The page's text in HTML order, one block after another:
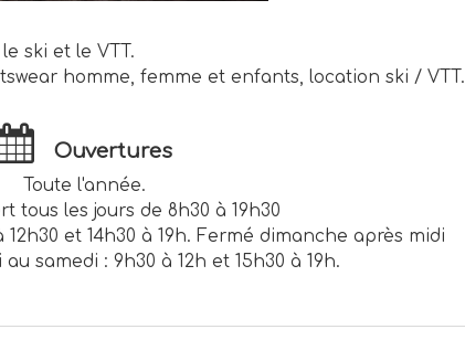
ski et le VTT.
homme, femme et enfants, location ski / VTT.
Ouvertures
Toute l'année.
tous les jours de 8h30 à 19h30
et 14h30 à 19h. Fermé dimanche après midi
samedi : 9h30 à 12h et 15h30 à 19h.